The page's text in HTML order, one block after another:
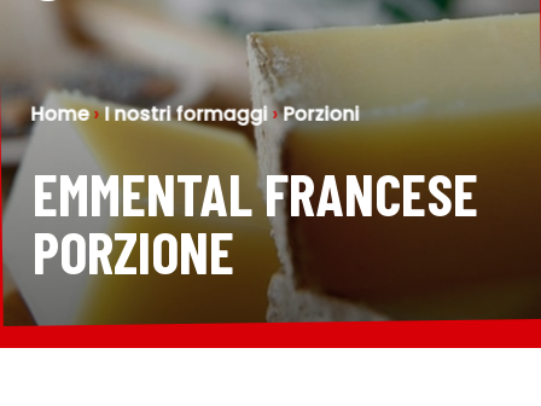
Home›I nostri formaggi›Porzioni
EMMENTAL FRANCESE
PORZIONE